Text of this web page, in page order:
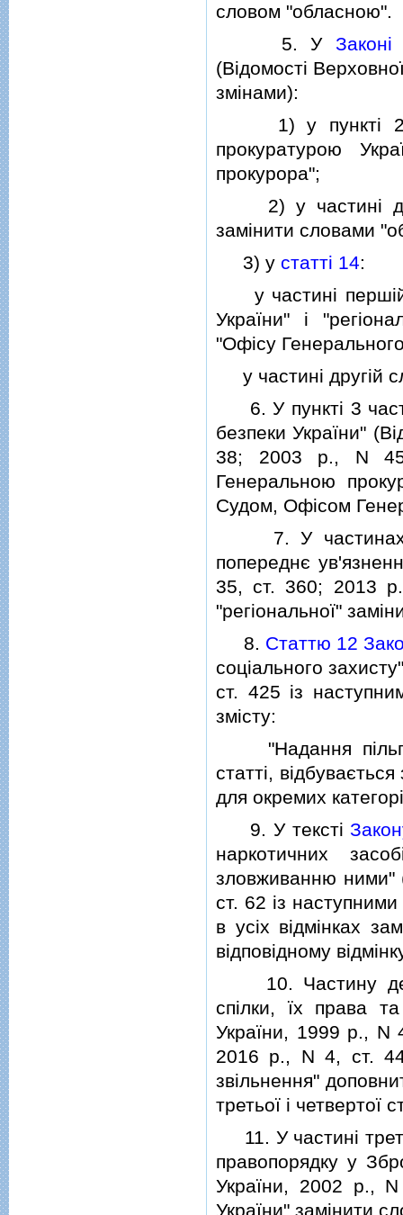
словом "обласною".
5. У Законi
(Вiдомостi
змiнами):
1) у пунктi 2
прокуратурою
прокурора";
2) у частинi
замiнити словами
3) у статтi 14:
у частинi першiй
України" i
"Офiсу
у частинi другiй
6. У пунктi 3
безпеки України"
38; 2003 р., N
Генеральною
Судом, Офiсом
7. У частинах
попереднє
35, ст. 360; 2013
"регiональної"
8. Статтю 12
соцiального
ст. 425 iз
змiсту:
"Надання пiльг,
статтi,
для окремих
9. У текстi
наркотичних
зловживанню ними"
ст. 62 iз
в усiх вiдмiнках
вiдповiдному
10. Частину
спiлки, їх права
України, 1999 р.,
2016 р., N 4, ст.
звiльнення"
третьої i четвертої
11. У частинi
правопорядку у
України, 2002 р.,
України" замiнити